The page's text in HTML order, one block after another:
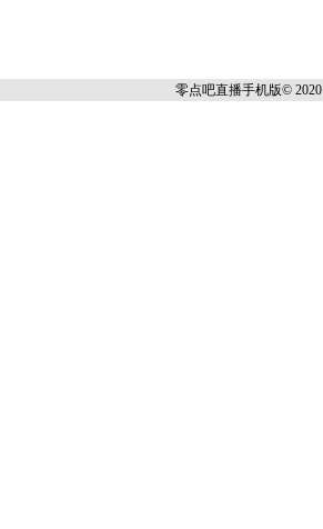
零点吧直播手机版© 2020